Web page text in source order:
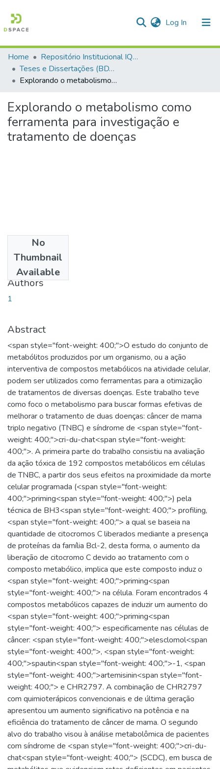
Log In (current)
Communities & Collections
All of DSpace
Statistics
Home
Repositório Institucional IQSC
Teses e Dissertações (BDTD USP)
Explorando o metabolismo como ferramenta para investigação e tratamento de doenças
Explorando o metabolismo como
ferramenta para investigação e
tratamento de doenças
No
Thumbnail
Available
2020-07-03
Authors
1
Abstract
<span style="font-weight: 400;">O estudo do conjunto de
metabólitos produzidos por um organismo, ou a ação
interventiva de compostos metabólicos na atividade celular,
podem ser utilizados como ferramentas para a otimização
de tratamentos de diversas doenças. Este trabalho teve
como foco o metabolismo para buscar formas efetivas de
melhorar o tratamento de duas doenças: câncer de mama
triplo negativo (TNBC) e síndrome de <span style="font-
weight: 400;">cri-du-chat<span style="font-weight:
400;">. A primeira parte do trabalho consistiu na avaliação
da ação tóxica de 192 compostos metabólicos em células
de TNBC, a partir dos seus efeitos na proximidade da morte
celular programada (<span style="font-weight:
400;">priming<span style="font-weight: 400;">) pela
técnica de BH3<span style="font-weight: 400;"> profiling,
<span style="font-weight: 400;"> a qual se baseia na
quantidade de citocromos C liberados mediante a presença
de proteínas da família Bcl-2, desta forma, o aumento da
liberação de citocromo C devido ao tratamento com o
composto metabólico, implica que este composto induz o
<span style="font-weight: 400;">priming<span
style="font-weight: 400;"> na célula. Foram encontrados 4
compostos metabólicos capazes de induzir um aumento do
<span style="font-weight: 400;">priming<span
style="font-weight: 400;"> especificamente nas células de
câncer: <span style="font-weight: 400;">elesclomol<span
style="font-weight: 400;">, <span style="font-weight:
400;">spautin<span style="font-weight: 400;">-1, <span
style="font-weight: 400;">artemisinin<span style="font-
weight: 400;"> e CHR2797. A combinação de CHR2797
com quimioterápicos convencionais e de última geração
apresentou um aumento significativo na potência e na
eficiência do tratamento de câncer de mama. O segundo
alvo do trabalho visou à análise metabolômica de pacientes
com síndrome de <span style="font-weight: 400;">cri-du-
chat<span style="font-weight: 400;"> (SCDC), em busca de